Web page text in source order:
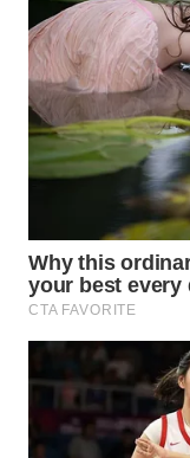
DAIRI
WN
DANAU
TOBA
WN
LANGKAT
TAPANULI
SELATAN